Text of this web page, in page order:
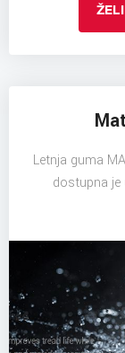
Letnja guma
dostupna je